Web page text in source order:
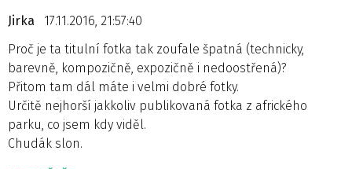
Jirka
17.11.2016, 21:57:40
Proč je ta titulní fotka tak zoufale špatná (technicky,
barevně, kompozičně, expozičně i nedoostřená)?
Přitom tam dál máte i velmi dobré fotky.
Určitě nejhorší jakkoliv publikovaná fotka z afrického
parku, co jsem kdy viděl.
Chudák slon.